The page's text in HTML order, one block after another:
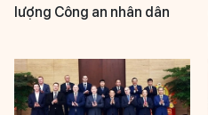
lượng Công an nhân dân